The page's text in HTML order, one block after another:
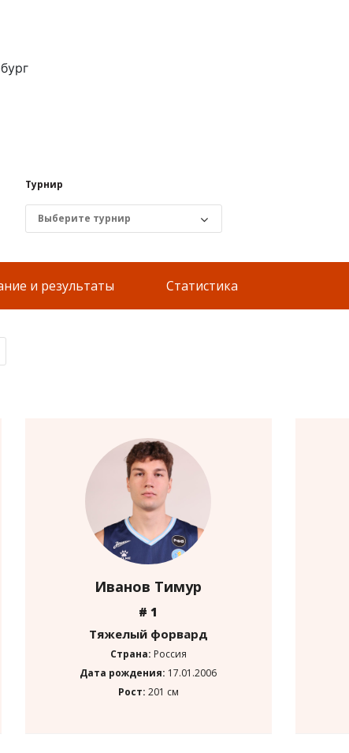
Турнир
и результаты Статистика
Иванов Тимур
# 1
Тяжелый форвард
Страна: Россия
Дата рождения: 17.01.2006
Рост: 201 см